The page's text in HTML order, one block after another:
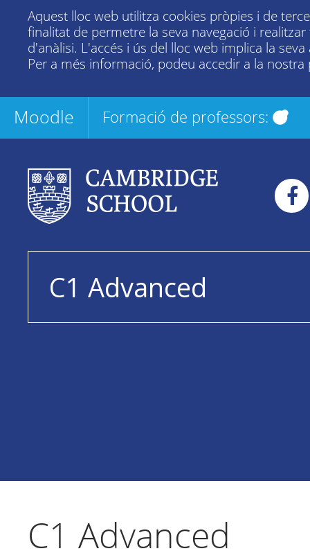
Aquest lloc web utilitza cookies pròpies i de
finalitat de permetre la seva navegació i realitzar
d'anàlisi. L'accés i ús del lloc web implica la seva
Per a més informació, podeu accedir a la nostra
Moodle Formació de professors:
C1 Advanced
C1 Advanced